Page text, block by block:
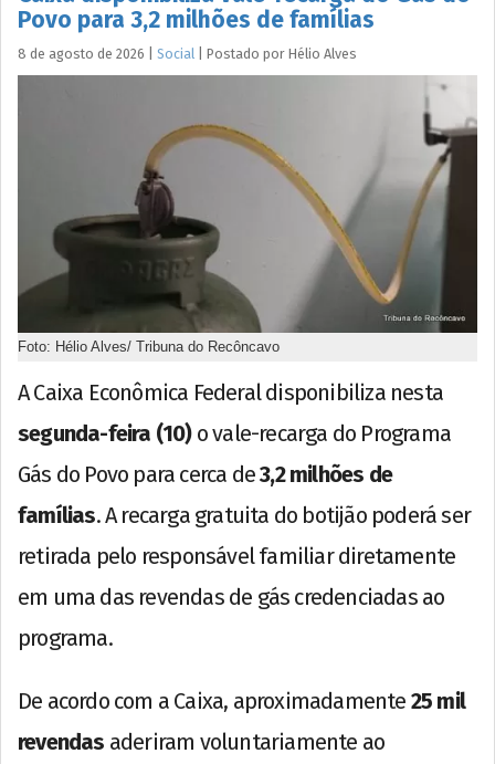
Povo para 3,2 milhões de famílias
8 de agosto de 2026 Social Postado por Hélio Alves
Foto: Hélio Alves/ Tribuna do Recôncavo
A Caixa Econômica Federal disponibiliza nesta
segunda-feira (10)o vale-recarga do Programa
Gás do Povo para cerca de3,2 milhões de
famílias. A recarga gratuita do botijão poderá ser
retirada pelo responsável familiar diretamente
em uma das revendas de gás credenciadas ao
programa.
De acordo com a Caixa, aproximadamente 25 mil
revendas aderiram voluntariamente ao